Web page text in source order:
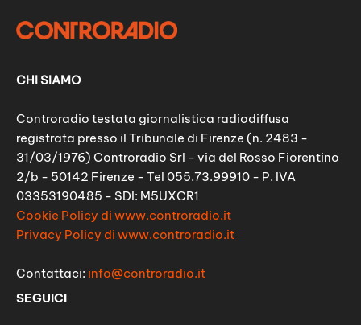
CHI SIAMO
Controradio testata giornalistica radiodiffusa
registrata presso il Tribunale di Firenze (n. 2483 -
31/03/1976) Controradio Srl - via del Rosso Fiorentino
2/b - 50142 Firenze - Tel 055.73.99910 - P. IVA
03353190485 - SDI: M5UXCR1
Cookie Policy di www.controradio.it
Privacy Policy di www.controradio.it
Contattaci: info@controradio.it
SEGUICI